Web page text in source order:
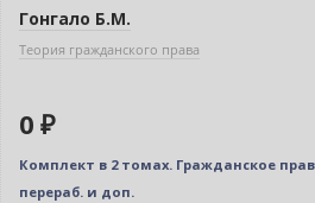
Гонгало Б.М.
Теория гражданского права
0 ₽
Комплект в 2 томах. Гражданское
перераб. и доп.